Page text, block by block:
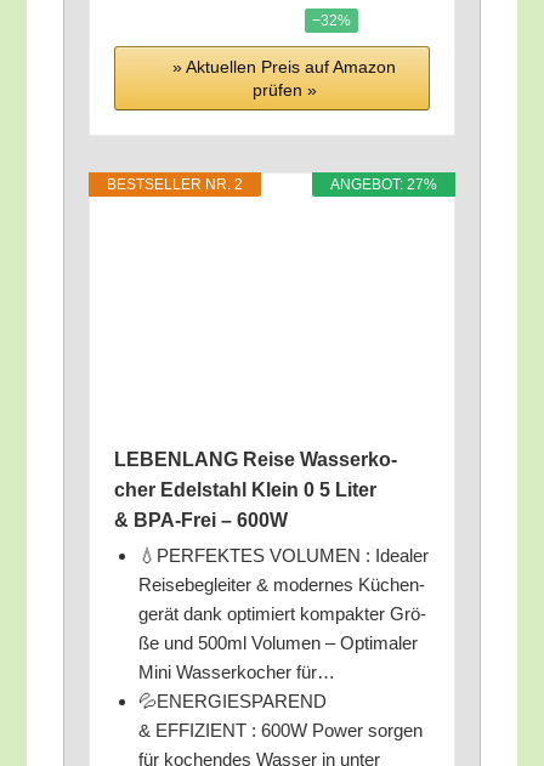
−32%
» Aktu­el­len Preis auf Ama­zon
prü­fen »
ANGE­BOT: 27%
BEST­SEL­LER NR. 2
LEBENLANG Rei­se Was­ser­ko­
cher Edel­stahl Klein 0 5 Liter
& BPA-Frei – 600W
💧PERFEKTES VOLUMEN : Idea­ler
Rei­se­be­glei­ter & moder­nes Küchen­
ge­rät dank opti­miert kom­pak­ter Grö­
ße und 500ml Volu­men – Opti­ma­ler
Mini Was­ser­ko­cher für…
💦ENERGIESPAREND
& EFFIZIENT : 600W Power sor­gen
für kochen­des Was­ser in unter